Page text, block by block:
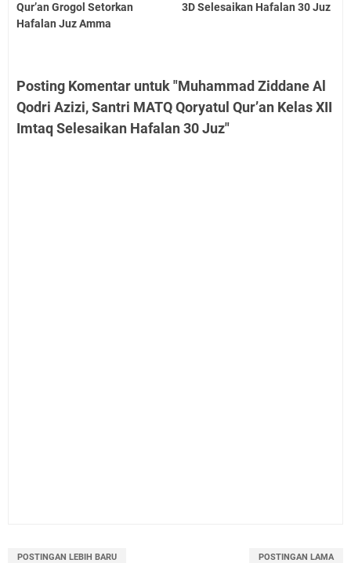
Qur’an Grogol Setorkan
Hafalan Juz Amma
3D Selesaikan Hafalan 30 Juz
Posting Komentar untuk "Muhammad Ziddane Al
Qodri Azizi, Santri MATQ Qoryatul Qur’an Kelas XII
Imtaq Selesaikan Hafalan 30 Juz"
POSTINGAN LEBIH BARU POSTINGAN LAMA